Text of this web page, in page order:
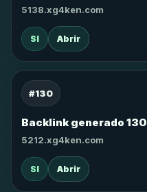
5138.xg4ken.com
SI Abrir
#130
Backlink generado 130
5212.xg4ken.com
SI Abrir